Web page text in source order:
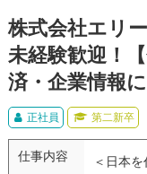
株式会社エリ
未経験歓迎！
済・企業情報
正社員 第二新卒
仕事内容
＜日本